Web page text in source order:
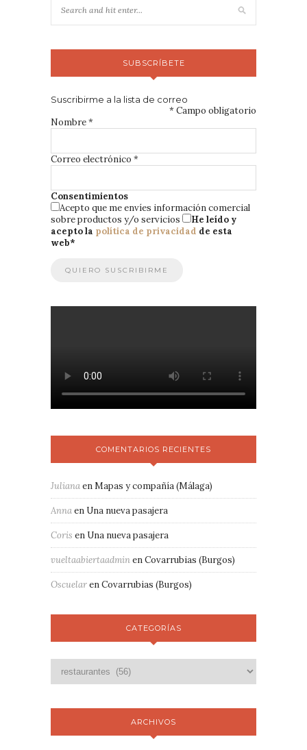
SUBSCRÍBETE
Suscribirme a la lista de correo
* Campo obligatorio
Nombre*
Correo electrónico *
Consentimientos
Acepto que me envíes información comercial
sobre productos y/o servicios
He leído y
acepto la política de privacidad de esta
web*
COMENTARIOS RECIENTES
JulianaenMapas y compañía (Málaga)
Annaen Una nueva pasajera
Coris en Una nueva pasajera
vueltaabiertaadminenCovarrubias (Burgos)
OscuelarenCovarrubias (Burgos)
CATEGORÍAS
ARCHIVOS